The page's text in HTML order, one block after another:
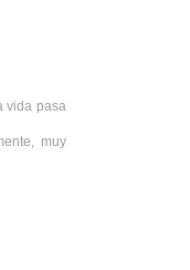
vida pasa
muy